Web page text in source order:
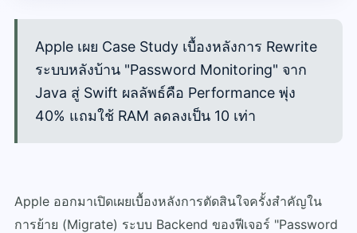
Apple เผย Case Study เบื้องหลังการ Rewrite
ระบบหลังบ้าน "Password Monitoring" จาก
Java สู่ Swift ผลลัพธ์คือ Performance พุ่ง
40% แถมใช้ RAM ลดลงเป็น 10 เท่า
Apple ออกมาเปิดเผยเบื้องหลังการตัดสินใจครั้งสำคัญใน
การย้าย (Migrate) ระบบ Backend ของฟีเจอร์ "Password